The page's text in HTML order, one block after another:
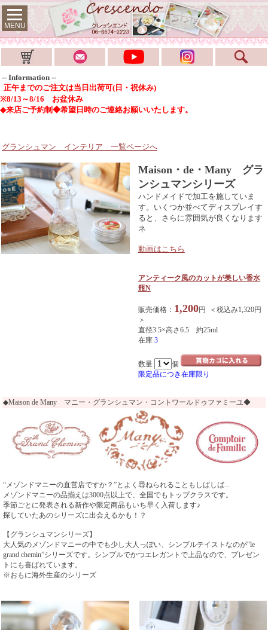
MENU
-- Information --
正午までのご注文は当日出荷可(日・祝休み)
※8/13～8/16 お盆休み
◆来店ご予約制◆希望日時のご連絡お願いいたします。
グランシュマン インテリア 一覧ページへ
Maison・de・Many グラ
ンシュマンシリーズ
ハンドメイドで加工を施していま
す。いくつか並べてディスプレイす
ると、さらに雰囲気が良くなります
ネ
動画はこちら
アンティーク風のカットが美しい香水
瓶N
販売価格： 1,200円 ＜税込み1,320円
＞
直径3.5×高さ6.5 約25ml
在庫 3
数量
個
限定品につき在庫限り
◆Maison de Many マニー・グランシュマン・コントワールドゥファミーユ◆
“メゾンドマニーの直営店ですか？”とよく尋ねられることもしばしば...
メゾンドマニーの品揃えは3000点以上で、全国でもトップクラスです。
季節ごとに発表される新作や限定商品もいち早く入荷します♪
探していたあのシリーズに出会えるかも！？
【グランシュマンシリーズ】
大人気のメゾンドマニーの中でも少し大人っぽい、シンプルテイストなのが“le
grand chemin”シリーズです。シンプルでかつエレガントで上品なので、プレゼン
トにも喜ばれています。
※おもに海外生産のシリーズ